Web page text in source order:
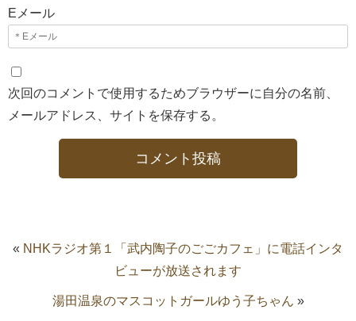
Eメール
次回のコメントで使用するためブラウザーに自分の名前、
メールアドレス、サイトを保存する。
« NHKラジオ第１「武内陶子のごごカフェ」に電話インタ
ビューが放送されます
湯田温泉のマスコットガールゆう子ちゃん »